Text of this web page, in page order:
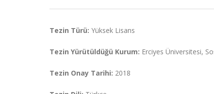
Tezin Türü: Yüksek Lisans
Tezin Yürütüldüğü Kurum: Erciyes Üniversitesi,
Tezin Onay Tarihi: 2018